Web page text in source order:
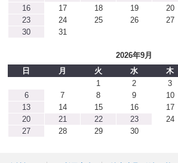
16
17 18 19 20
23
24 25 26 27
30
31
2026年9月
日
月 火 水 木
1
2 3
6
7 8 9 10
13
14 15 16 17
20
21 22 23 24
27
28 29 30